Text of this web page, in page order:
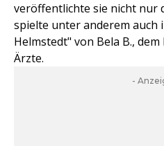
veröffentlichte sie nicht nur
spielte unter anderem auch
Helmstedt" von Bela B.,
Ärzte.
-